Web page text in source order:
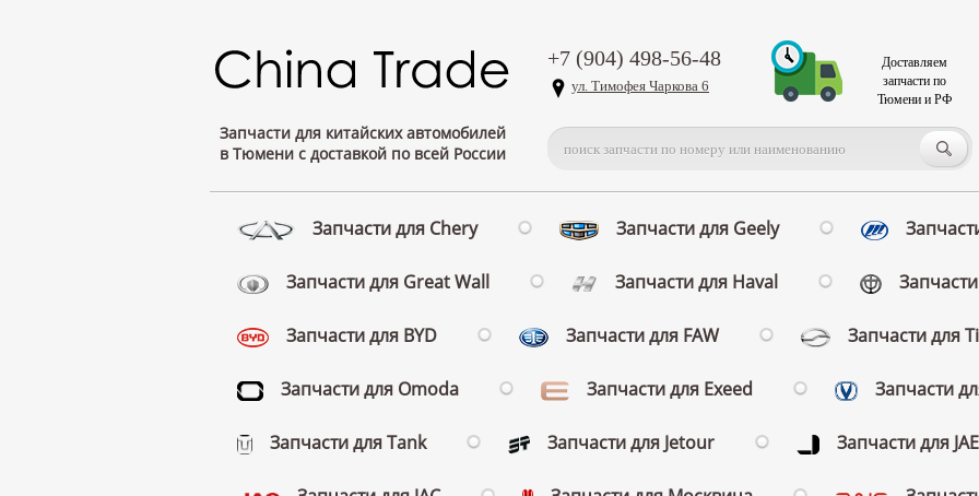
Запчасти для китайских автомобилей
в Тюмени с доставкой по всей России
+7 (904) 498-56-48
ул. Тимофея Чаркова 6
Доставляем
запчасти по
Тюмени и РФ
Запчасти для Chery Запчасти для Geely
Запчасти для Great Wall Запчасти для Haval
Запчасти для BYD Запчасти для FAW Запчасти для
Запчасти для Omoda Запчасти для Exeed Запчасти
Запчасти для Tank Запчасти для Jetour Запчасти для